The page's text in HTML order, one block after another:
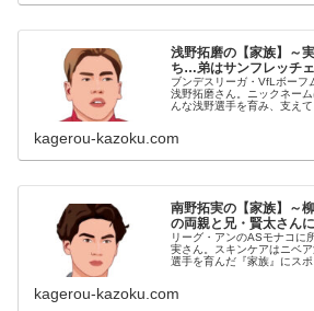
浅野拓磨の【家族】～
ち…弟はサンフレッチ
ブンデスリーガ・VfLボーフ
浅野拓磨さん。ニックネー
んな浅野選手を育み、支え
kagerou-kazoku.com
南野拓実の【家族】～
の両親と兄・賢太さん
リーグ・アンのASモナコに
実さん。スキンケアはニベ
選手を育んだ『家族』にス
kagerou-kazoku.com